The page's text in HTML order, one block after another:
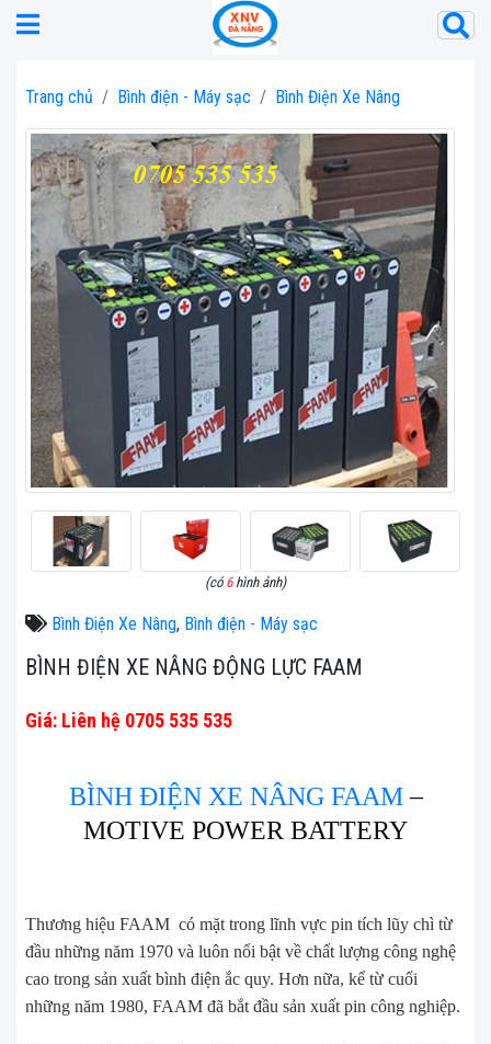
Trang chủ Bình điện - Máy sạc Bình Điện Xe Nâng
(có6hình ảnh)
Bình Điện Xe Nâng, Bình điện - Máy sạc
BÌNH ĐIỆN XE NÂNG ĐỘNG LỰC FAAM
Giá: Liên hệ 0705 535 535
BÌNH ĐIỆN XE NÂNG FAAM–
MOTIVE POWER BATTERY
Thương hiệu FAAM có mặt trong lĩnh vực pin tích lũy chì từ
đầu những năm 1970 và luôn nổi bật về chất lượng công nghệ
cao trong sản xuất bình điện ắc quy. Hơn nữa, kể từ cuối
những năm 1980, FAAM đã bắt đầu sản xuất pin công nghiệp.